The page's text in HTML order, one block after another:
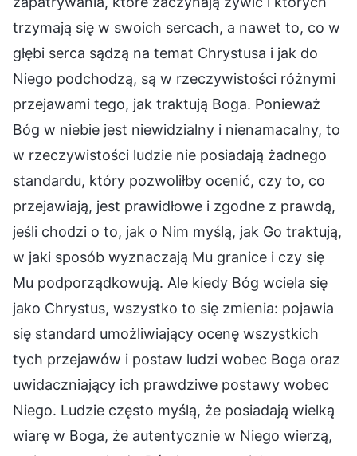
trzymają się w swoich sercach, a nawet to, co w
głębi serca sądzą na temat Chrystusa i jak do
Niego podchodzą, są w rzeczywistości różnymi
przejawami tego, jak traktują Boga. Ponieważ
Bóg w niebie jest niewidzialny i nienamacalny, to
w rzeczywistości ludzie nie posiadają żadnego
standardu, który pozwoliłby ocenić, czy to, co
przejawiają, jest prawidłowe i zgodne z prawdą,
jeśli chodzi o to, jak o Nim myślą, jak Go traktują,
w jaki sposób wyznaczają Mu granice i czy się
Mu podporządkowują. Ale kiedy Bóg wciela się
jako Chrystus, wszystko to się zmienia: pojawia
się standard umożliwiający ocenę wszystkich
tych przejawów i postaw ludzi wobec Boga oraz
uwidaczniający ich prawdziwe postawy wobec
Niego. Ludzie często myślą, że posiadają wielką
wiarę w Boga, że autentycznie w Niego wierzą,